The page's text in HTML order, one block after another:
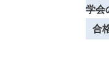
学会
合